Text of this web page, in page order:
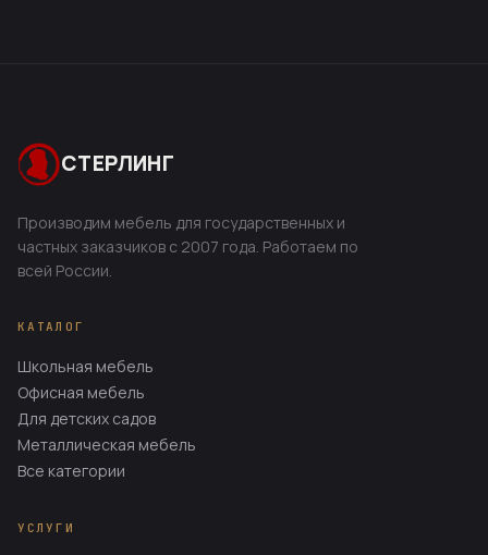
СТЕРЛИНГ
Производим мебель для государственных и
частных заказчиков с 2007 года. Работаем по
всей России.
КАТАЛОГ
Школьная мебель
Офисная мебель
Для детских садов
Металлическая мебель
Все категории
УСЛУГИ